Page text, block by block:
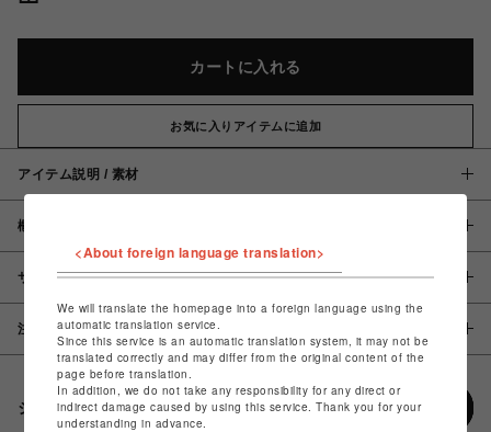
カートに入れる
お気に入りアイテムに追加
アイテム説明 / 素材
概要
サイズ
注意事項
シェアする
<About foreign language translation>
We will translate the homepage into a foreign language using the
automatic translation service.
Since this service is an automatic translation system, it may not be
translated correctly and may differ from the original content of the
page before translation.
In addition, we do not take any responsibility for any direct or
indirect damage caused by using this service. Thank you for your
understanding in advance.